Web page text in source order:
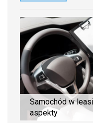
Samochód w
aspekty